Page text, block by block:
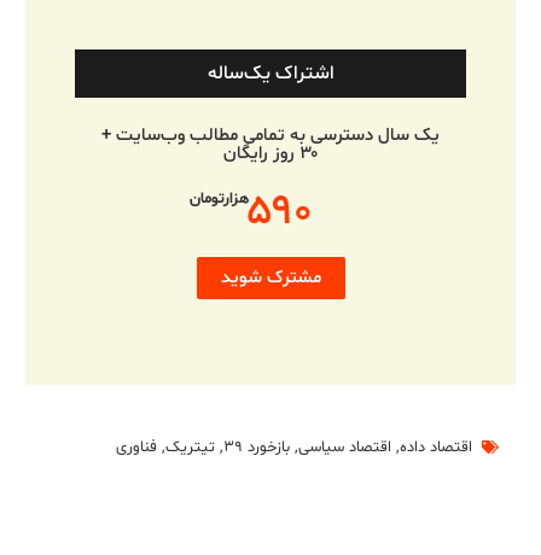
اشتراک یک‌ساله
یک سال دسترسی به تمامی مطالب وب‌سایت +
۳۰ روز رایگان
۵۹۰هزارتومان
مشترک شوید
اقتصاد داده, اقتصاد سیاسی, بازخورد ۳۹ , تیتریک, فناوری